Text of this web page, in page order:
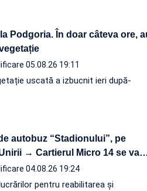
Podgoria. În doar câteva ore,
05.08.26 19:11
uscată a izbucnit ieri după-
autobuz “Stadionului”, pe
→ Cartierul Micro 14 se va
04.08.26 19:24
pentru reabilitarea și